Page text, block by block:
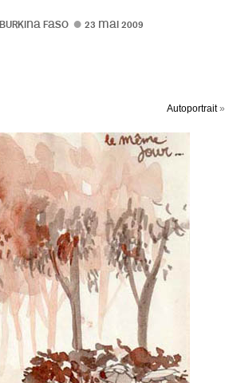
BURKINA FASO 23 MAI 2009
Autoportrait»